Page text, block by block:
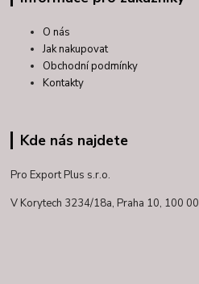
O nás
Jak nakupovat
Obchodní podmínky
Kontakty
Kde nás najdete
Pro Export Plus s.r.o.
V Korytech 3234/18a, Praha 10, 100 00